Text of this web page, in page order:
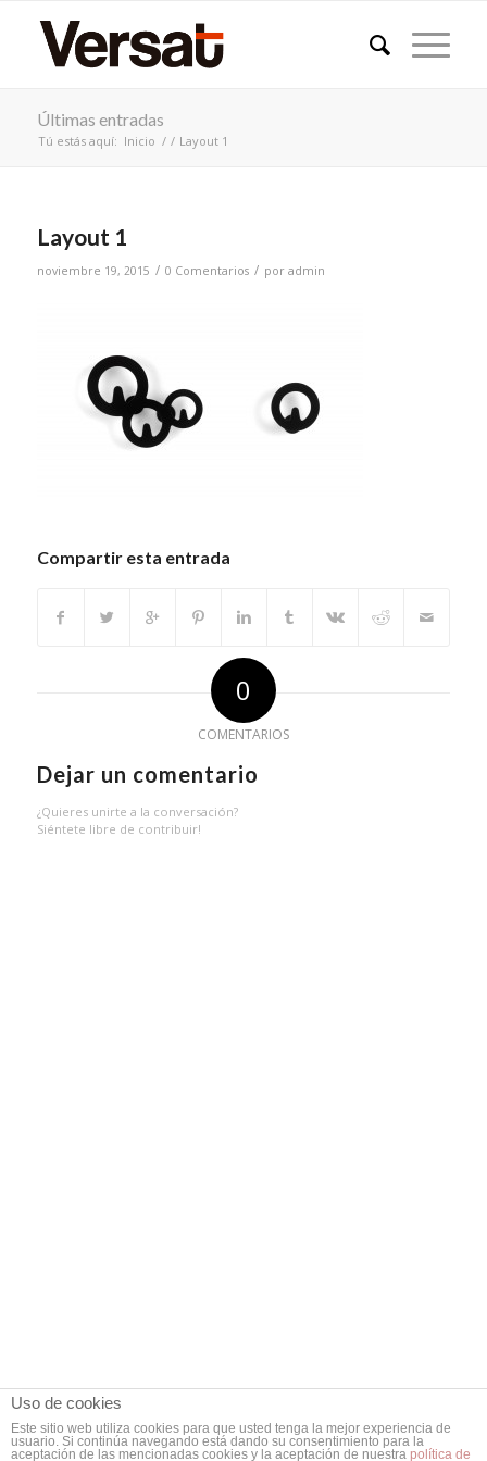
Últimas entradas
Tú estás aquí: Inicio / / Layout 1
Layout 1
noviembre 19, 2015 / 0 Comentarios / por admin
Compartir esta entrada
0
COMENTARIOS
Dejar un comentario
¿Quieres unirte a la conversación?
Siéntete libre de contribuir!
Uso de cookies
Este sitio web utiliza cookies para que usted tenga la mejor experiencia de
usuario. Si continúa navegando está dando su consentimiento para la
aceptación de las mencionadas cookies y la aceptación de nuestra política de